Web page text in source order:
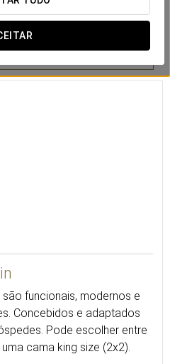
TV LCD
funcionais, modernos e
Concebidos e adaptados
Pode escolher entre
cama king size (2x2).